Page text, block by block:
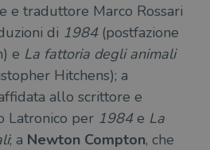
e traduttore Marco Rossari
di 1984 (postfazione
e La fattoria degli animali
Hitchens); a
allo scrittore e
Latronico per 1984 e La
; a Newton Compton, che